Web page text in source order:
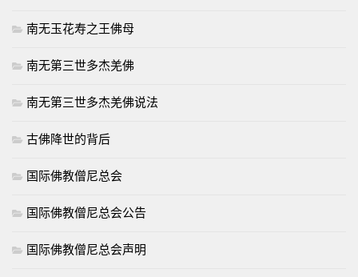
南无玉花寿之王佛母
南无第三世多杰羌佛
南无第三世多杰羌佛说法
古佛降世的背后
国际佛教僧尼总会
国际佛教僧尼总会公告
国际佛教僧尼总会声明